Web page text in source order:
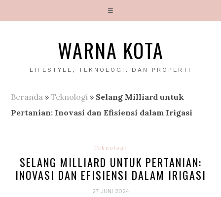
WARNA KOTA
LIFESTYLE, TEKNOLOGI, DAN PROPERTI
Beranda »Teknologi » Selang Milliard untuk
Pertanian: Inovasi dan Efisiensi dalam Irigasi
Teknologi
SELANG MILLIARD UNTUK PERTANIAN:
INOVASI DAN EFISIENSI DALAM IRIGASI
27 JUNI 2024